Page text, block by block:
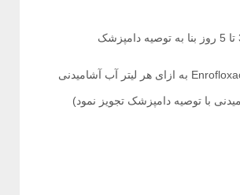
2 میلی لیتر از محلول انرو فلوکساسین 10% رویان (پمپ) | Enrofloxacin 10% Rooyan به ازای هر لیتر آب آشامیدنی